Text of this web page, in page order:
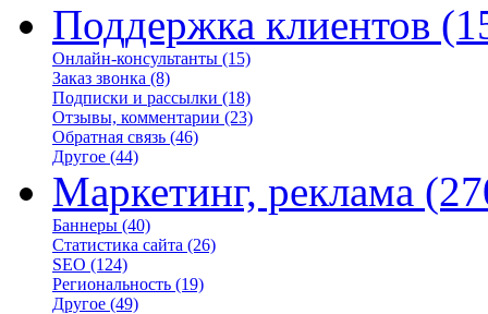
Поддержка клиентов
Онлайн-консультанты (15)
Заказ звонка (8)
Подписки и рассылки (18)
Отзывы, комментарии (23)
Обратная связь (46)
Другое (44)
Маркетинг, реклама
Баннеры (40)
Статистика сайта (26)
SEO (124)
Региональность (19)
Другое (49)